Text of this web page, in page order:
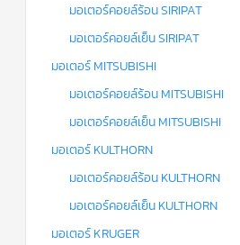
มอเตอร์คอยล์ร้อน SIRIPAT
มอเตอร์คอยล์เย็น SIRIPAT
มอเตอร์ MITSUBISHI
มอเตอร์คอยล์ร้อน MITSUBISHI
มอเตอร์คอยล์เย็น MITSUBISHI
มอเตอร์ KULTHORN
มอเตอร์คอยล์ร้อน KULTHORN
มอเตอร์คอยล์เย็น KULTHORN
มอเตอร์ KRUGER